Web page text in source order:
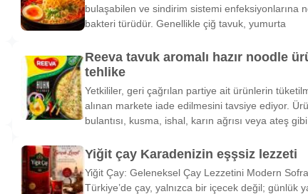
bulaşabilen ve sindirim sistemi enfeksiyonlarına
bakteri türüdür. Genellikle çiğ tavuk, yumurta
Reeva tavuk aromalı hazır noodle
tehlike
Yetkililer, geri çağrılan partiye ait ürünlerin
alınan markete iade edilmesini tavsiye ediyor.
bulantısı, kusma, ishal, karın ağrısı veya ateş gibi
Yiğit çay Karadenizin eşşsiz lezzeti
Yiğit Çay: Geleneksel Çay Lezzetini Modern
Türkiye’de çay, yalnızca bir içecek değil; günlük